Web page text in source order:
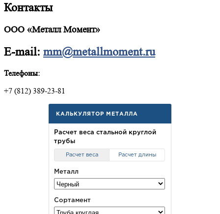
Контакты
ООО «Металл Момент»
E-mail: mm@metallmoment.ru
Телефоны:
+7 (812) 389-23-81